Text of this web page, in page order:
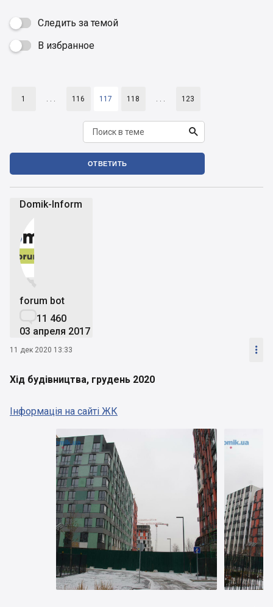
Следить за темой
 В избранное
1 . . . 116 117 118 . . . 123

ОТВЕТИТЬ
Domik-Inform


forum bot
11 460
03 апреля 2017
11 дек 2020 13:33 
Хід будівництва, грудень 2020
Інформація на сайті ЖК